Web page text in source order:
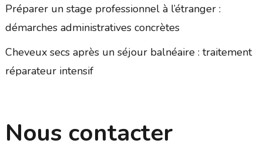
Préparer un stage professionnel à l’étranger :
démarches administratives concrètes
Cheveux secs après un séjour balnéaire : traitement
réparateur intensif
Nous contacter